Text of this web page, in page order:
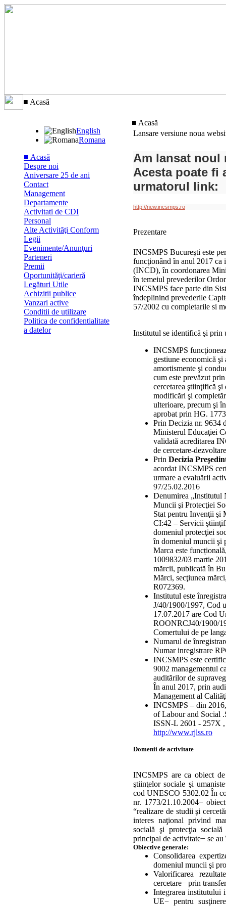
■ Acasă
English
Romana
■ Acasă
Despre noi
Aniversare 25 de ani
Contact
Management
Departamente
Activitati de CDI
Personal
Alte Activităţi Conform
Legii
Evenimente/Anunţuri
Parteneri
Premii
Oportunităţi/carieră
Legături Utile
Achizitii publice
Vanzari active
Conditii de utilizare
Politica de confidentialitate
a datelor
■ Acasă
Lansare versiune noua
Am lansat noul
Acesta poate fi
urmatorul link:
http://new.incsmps.ro
Prezentare
INCSMPS Bucureşti este
funcţionând în anul 2017 ca
(INCD), în coordonarea
în temeiul prevederilor
INCSMPS face parte din
îndeplinind prevederile
57/2002 cu completarile si
Institutul se identifică şi prin
INCSMPS
gestiune economică
amortismente şi
cum este prevăzut
cercetarea ştiinţifică şi
modificări şi
ulterioare, precum şi
aprobat prin HG.
Prin Decizia nr. 9634
Ministerul Educaţiei
validată acreditarea
de cercetare-
Prin Decizia
acordat INCSMPS
urmare a evaluării
97/25.02.2016
Denumirea „Institutul
Muncii şi Protecţiei
Stat pentru Invenţii şi
CI:42 – Servicii
domeniul protecţiei
în domeniul muncii şi
Marca este
1009832/03 martie
mărcii, publicată în
Mărci, secţiunea
R072369.
Institutul este
J/40/1900/1997, Cod
17.07.2017 are Cod
ROONRCJ40/1900/
Comertului de pe
Numarul de
Numar inregistrare
INCSMPS este
9002 managementul
auditărilor de
În anul 2017, prin
Management al
INCSMPS – din
of Labour and Social
ISSN-L 2601 - 257X
http://www.rjlss.ro
Domenii de activitate
INCSMPS are ca obiect
ştiinţelor sociale şi
cod UNESCO 5302.02 În
nr. 1773/21.10.2004−
“realizare de studii şi
interes naţional privind
socială şi protecţia
principal de activitate− se
Obiective generale:
Consolidarea
domeniul muncii şi
Valorificarea
cercetare− prin
Integrarea institutului
UE− pentru